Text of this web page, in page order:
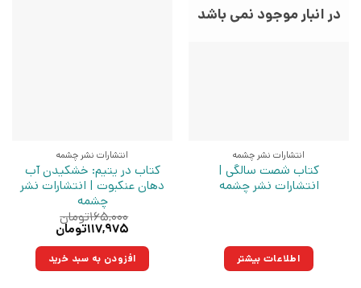
در انبار موجود نمی باشد
انتشارات نشر چشمه
کتاب شصت سالگی |
انتشارات نشر چشمه
اطلاعات بیشتر
انتشارات نشر چشمه
کتاب در یتیم: خشکیدن آب
دهان عنکبوت | انتشارات نشر
چشمه
۱۶۵,۰۰۰تومان
قیمت
۱۶۵,۰۰۰تومان
بود.
۱۱۷,۹۷۵تومان
۱۱۷,۹۷۵تومان.افزودن به سبد خرید